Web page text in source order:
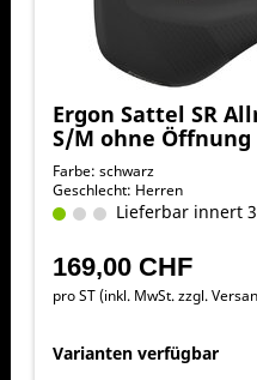
Ergon Sattel SR
S/M ohne Öffnung
Farbe: schwarz
Geschlecht: Herren
Lieferbar innert
169,00 CHF
pro ST (inkl. MwSt. zzgl.
Varianten verfügbar